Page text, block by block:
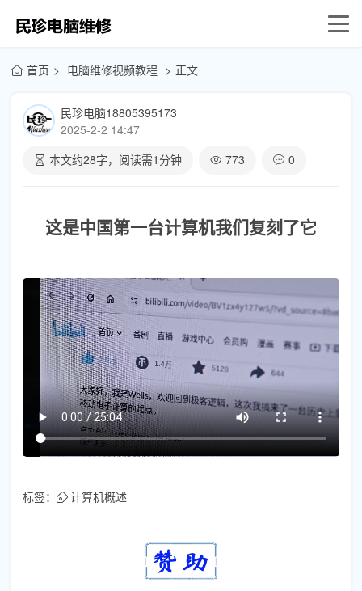
首页 电脑维修视频教程 正文
民珍电脑18805395173
2025-2-2 14:47
本文约28字，阅读需1分钟 773 0
这是中国第一台计算机我们复刻了它
标签： 计算机概述